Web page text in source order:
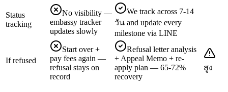
Status
tracking
No visibility —
embassy tracker
updates slowly
We track across 7-14
วัน and update every
milestone via LINE
If refused
Start over +
pay fees again —
refusal stays on
record
Refusal letter analysis
+ Appeal Memo + re-
apply plan — 65-72%
recovery
สูง